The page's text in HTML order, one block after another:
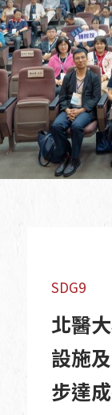
SDG9
北醫
設施
步達